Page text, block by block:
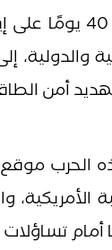
إذ كشفت
أمن
الحرب